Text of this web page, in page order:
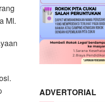
MI.
ADVERTORIAL